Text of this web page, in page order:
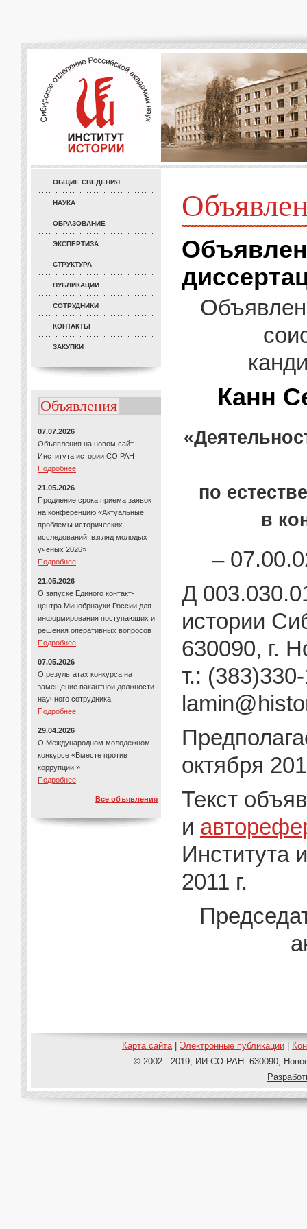
ОБЩИЕ СВЕДЕНИЯ
НАУКА
ОБРАЗОВАНИЕ
ЭКСПЕРТИЗА
СТРУКТУРА
ПУБЛИКАЦИИ
СОТРУДНИКИ
КОНТАКТЫ
ЗАКУПКИ
Объявления
07.07.2026
Объявления на новом сайт
Института истории СО РАН
Подробнее
21.05.2026
Продление срока приема заявок
на конференцию «Актуальные
проблемы исторических
исследований: взгляд молодых
ученых 2026»
Подробнее
21.05.2026
О запуске Единого контакт-
центра Минобрнауки России для
информирования поступающих и
решения оперативных вопросов
Подробнее
07.05.2026
О результатах конкурса на
замещение вакантной должности
научного сотрудника
Подробнее
29.04.2026
О Международном молодежном
конкурсе «Вместе против
коррупции!»
Подробнее
Все объявления
Канн
по
в
–
Д
истории
630090, г.
т.:
октября
Текст
и
Института
2011 г.
Карта сайта| Электронные публикации
© 2002 - 2019, ИИ СО РАН. 630090,